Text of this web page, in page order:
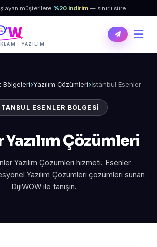
müşterilere %20 indirim — sınırlı süre
W
· YAZILIM
Bölgeleri Yazılım Çözümleri İstanbul Esenler
ESENLER BÖLGESI
Yazılım Çözümleri
Yazılım Çözümleri hizmeti. Esenler
Yazılım Çözümleri çözümleri sunan
DijiWOW ile tanışın.